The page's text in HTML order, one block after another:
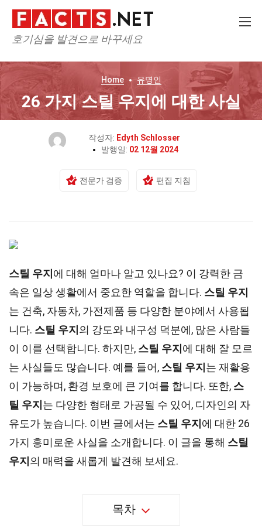
호기심을 발견으로 바꾸세요
Home 유명인
26 가지 스틸 우지에 대한 사실
작성자: Edyth Schlosser
발행일: 02 12월 2024
전문가 검증 편집 지침
스틸 우지 에 대해 얼마나 알고 있나요? 이 강력한 금
속은 일상 생활에서 중요한 역할을 합니다. 스틸 우지
는 건축, 자동차, 가전제품 등 다양한 분야에서 사용됩
니다. 스틸 우지 의 강도와 내구성 덕분에, 많은 사람들
이 이를 선택합니다. 하지만, 스틸 우지 에 대해 잘 모르
는 사실들도 많습니다. 예를 들어, 스틸 우지 는 재활용
이 가능하며, 환경 보호에 큰 기여를 합니다. 또한, 스
틸 우지 는 다양한 형태로 가공될 수 있어, 디자인의 자
유도가 높습니다. 이번 글에서는 스틸 우지 에 대한 26
가지 흥미로운 사실을 소개합니다. 이 글을 통해 스틸
우지 의 매력을 새롭게 발견해 보세요.
목차